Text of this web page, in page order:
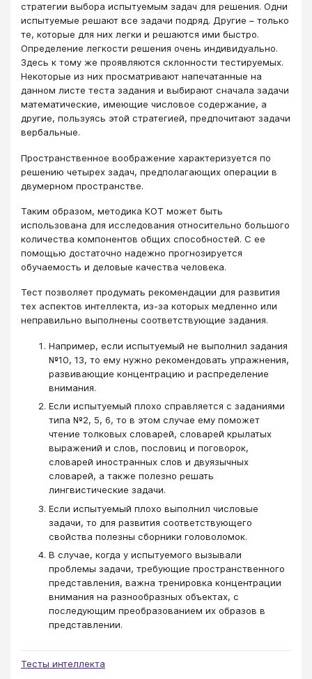
стратегии выбора испытуемым задач для решения. Одни
испытуемые решают все задачи подряд. Другие – только
те, которые для них легки и решаются ими быстро.
Определение легкости решения очень индивидуально.
Здесь к тому же проявляются склонности тестируемых.
Некоторые из них просматривают напечатанные на
данном листе теста задания и выбирают сначала задачи
математические, имеющие числовое содержание, а
другие, пользуясь этой стратегией, предпочитают задачи
вербальные.
Пространственное воображение характеризуется по
решению четырех задач, предполагающих операции в
двумерном пространстве.
Таким образом, методика КОТ может быть
использована для исследования относительно большого
количества компонентов общих способностей. С ее
помощью достаточно надежно прогнозируется
обучаемость и деловые качества человека.
Тест позволяет продумать рекомендации для развития
тех аспектов интеллекта, из-за которых медленно или
неправильно выполнены соответствующие задания.
Например, если испытуемый не выполнил задания
№10, 13, то ему нужно рекомендовать упражнения,
развивающие концентрацию и распределение
внимания.
Если испытуемый плохо справляется с заданиями
типа №2, 5, 6, то в этом случае ему поможет
чтение толковых словарей, словарей крылатых
выражений и слов, пословиц и поговорок,
словарей иностранных слов и двуязычных
словарей, а также полезно решать
лингвистические задачи.
Если испытуемый плохо выполнил числовые
задачи, то для развития соответствующего
свойства полезны сборники головоломок.
В случае, когда у испытуемого вызывали
проблемы задачи, требующие пространственного
представления, важна тренировка концентрации
внимания на разнообразных объектах, с
последующим преобразованием их образов в
представлении.
Тесты интеллекта